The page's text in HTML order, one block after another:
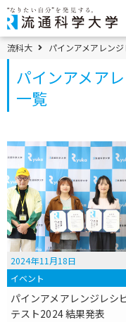
コ
ン
テ
ン
ツ
へ
移
パンくずメニュー
流科大 パインアメアレン
パインアメア
一覧
2024年11月18日
イベント
パインアメアレンジレシ
テスト2024 結果発表